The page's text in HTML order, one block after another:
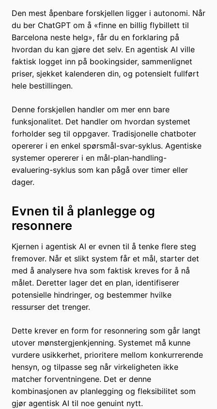
Den mest åpenbare forskjellen ligger i autonomi. Når
du ber ChatGPT om å «finne en billig flybillett til
Barcelona neste helg», får du en forklaring på
hvordan du kan gjøre det selv. En agentisk AI ville
faktisk logget inn på bookingsider, sammenlignet
priser, sjekket kalenderen din, og potensielt fullført
hele bestillingen.
Denne forskjellen handler om mer enn bare
funksjonalitet. Det handler om hvordan systemet
forholder seg til oppgaver. Tradisjonelle chatboter
opererer i en enkel spørsmål-svar-syklus. Agentiske
systemer opererer i en mål-plan-handling-
evaluering-syklus som kan pågå over timer eller
dager.
Evnen til å planlegge og
resonnere
Kjernen i agentisk AI er evnen til å tenke flere steg
fremover. Når et slikt system får et mål, starter det
med å analysere hva som faktisk kreves for å nå
målet. Deretter lager det en plan, identifiserer
potensielle hindringer, og bestemmer hvilke
ressurser det trenger.
Dette krever en form for resonnering som går langt
utover mønstergjenkjenning. Systemet må kunne
vurdere usikkerhet, prioritere mellom konkurrerende
hensyn, og tilpasse seg når virkeligheten ikke
matcher forventningene. Det er denne
kombinasjonen av planlegging og fleksibilitet som
gjør agentisk AI til noe genuint nytt.